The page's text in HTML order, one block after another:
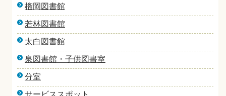
榴岡図書館
若林図書館
太白図書館
泉図書館・子供図書室
分室
サービススポット